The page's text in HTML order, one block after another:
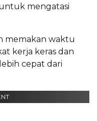
mengatasi
memakan waktu
kerja keras dan
cepat dari